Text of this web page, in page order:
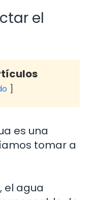
el
es una
tomar a
el agua